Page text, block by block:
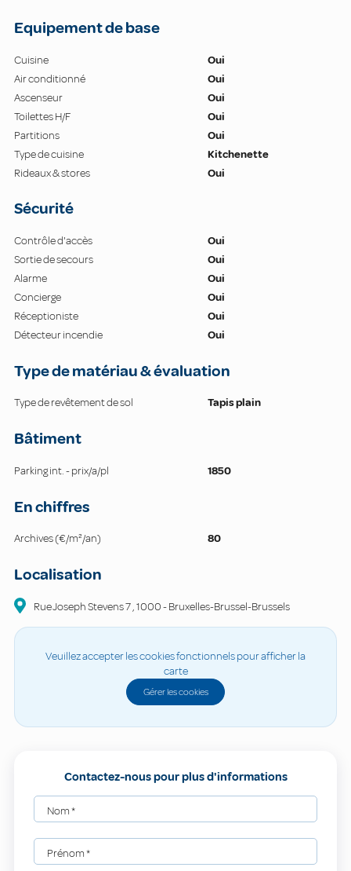
Equipement de base
Cuisine
Oui
Air conditionné
Oui
Ascenseur
Oui
Toilettes H/F
Oui
Partitions
Oui
Type de cuisine
Kitchenette
Rideaux & stores
Oui
Sécurité
Contrôle d'accès
Oui
Sortie de secours
Oui
Alarme
Oui
Concierge
Oui
Réceptioniste
Oui
Détecteur incendie
Oui
Type de matériau & évaluation
Type de revêtement de sol Tapis plain
Bâtiment
Parking int. - prix/a/pl 1850
En chiffres
Archives (€/m²/an) 80
Localisation
Rue Joseph Stevens 7,1000-Bruxelles-Brussel-Brussels
Veuillez accepter les cookies fonctionnels pour afficher la
carte
Gérer les cookies
Contactez-nous pour plus d'informations
Nom*
Prénom*